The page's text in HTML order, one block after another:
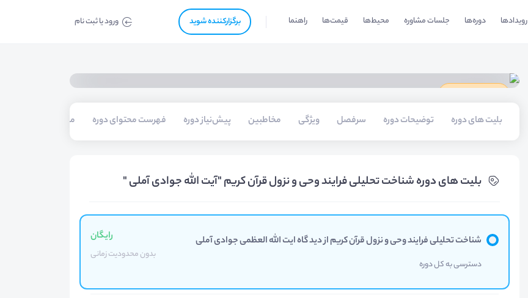
رویدادها دوره‌ها جلسات مشاوره محیط‌ها قیمت‌ها راهنما برگزار‌‌کننده شوید ورود یا ثبت نام
بلیت های دوره توضیحات دوره سرفصل ویژگی مخاطبین پیش‌نیاز دوره فهرست محتوای دوره مدرسین
بلیت های دوره شناخت تحلیلی فرایند وحی و نزول قرآن کریم "آیت الله جوادی آملی "
شناخت تحلیلی فرایند وحی و نزول قرآن کریم از دید گاه ایت الله العظمی جوادی آملی
دسترسی به کل دوره
رایگان
بدون محدودیت زمانی